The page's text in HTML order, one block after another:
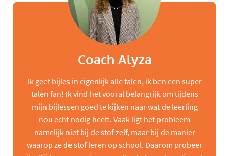
Coach Alyza
Ik geef bijles in eigenlijk alle talen, ik ben een super
talen fan! Ik vind het vooral belangrijk om tijdens
mijn bijlessen goed te kijken naar wat de leerling
nou echt nodig heeft. Vaak ligt het probleem
namelijk niet bij de stof zelf, maar bij de manier
waarop ze de stof leren op school. Daarom probeer